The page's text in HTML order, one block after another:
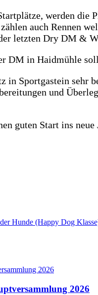
werden die
auch Rennen
letzten Dry DM &
DM in Haidmühle
in Sportgastein sehr
und
guten Start ins
Hunde (Happy Dog
2026